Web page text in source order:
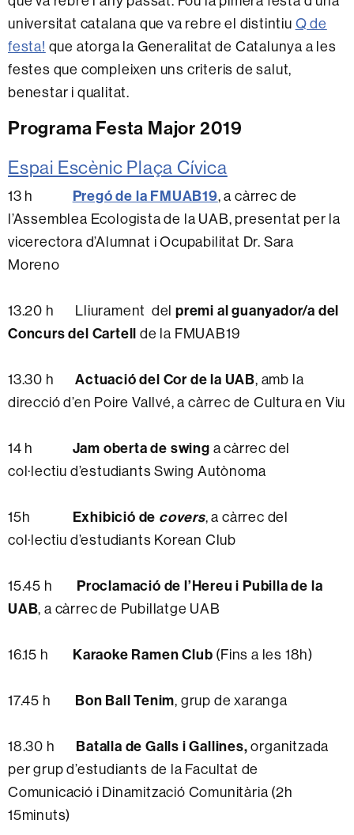
universitat catalana que va rebre el distintiu Q de
festa! que atorga la Generalitat de Catalunya a les
festes que compleixen uns criteris de salut,
benestar i qualitat.
Programa Festa Major 2019
Espai Escènic Plaça Cívica
13 h Pregó de la FMUAB19, a càrrec de
l’Assemblea Ecologista de la UAB, presentat per la
vicerectora d’Alumnat i Ocupabilitat Dr. Sara
Moreno
13.20 h Lliurament del premi al guanyador/a del
Concurs del Cartell de la FMUAB19
13.30 hActuació del Cor de la UAB, amb la
direcció d’en Poire Vallvé, a càrrec de Cultura en Viu
14 h Jam oberta de swing a càrrec del
col·lectiu d’estudiants Swing Autònoma
15h Exhibició de covers, a càrrec del
col·lectiu d’estudiants Korean Club
15.45 h Proclamació de l’Hereu i Pubilla de la
UAB, a càrrec de Pubillatge UAB
16.15 h Karaoke Ramen Club (Fins a les 18h)
17.45 h Bon Ball Tenim, grup de xaranga
18.30 h Batalla de Galls i Gallines,organitzada
per grup d’estudiants de la Facultat de
Comunicació i Dinamització Comunitària (2h
15minuts)